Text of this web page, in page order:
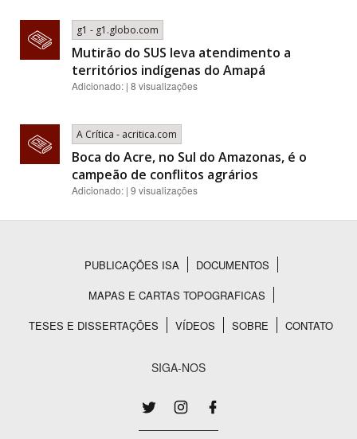
g1 - g1.globo.com
Mutirão do SUS leva atendimento a
territórios indígenas do Amapá
Adicionado: | 8 visualizações
A Crítica - acritica.com
Boca do Acre, no Sul do Amazonas, é o
campeão de conflitos agrários
Adicionado: | 9 visualizações
Rodapé
PUBLICAÇÕES ISA
DOCUMENTOS
MAPAS E CARTAS TOPOGRAFICAS
TESES E DISSERTAÇÕES
VÍDEOS SOBRE CONTATO
SIGA-NOS